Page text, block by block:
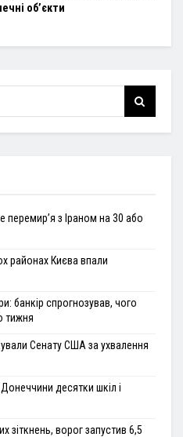
об’єкти
з Іраном на 30 або
районах Києва впали
банкір спрогнозував, чого
тижня
Сенату США за ухвалення
десятки шкіл і
зіткнень, ворог запустив 6,5